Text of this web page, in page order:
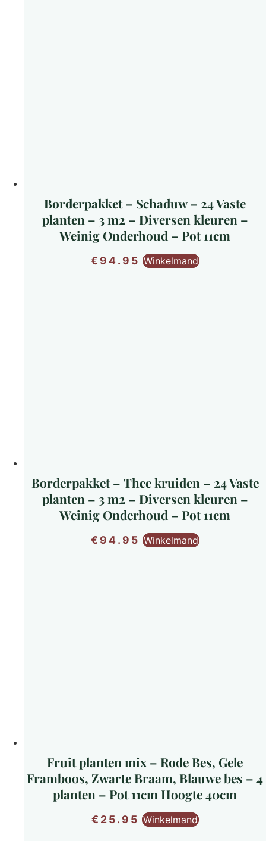
Borderpakket – Schaduw – 24 Vaste
planten – 3 m2 – Diversen kleuren –
Weinig Onderhoud – Pot 11cm
€ 94.95 Winkelmand
Borderpakket – Thee kruiden – 24 Vaste
planten – 3 m2 – Diversen kleuren –
Weinig Onderhoud – Pot 11cm
€ 94.95 Winkelmand
Fruit planten mix – Rode Bes, Gele
Framboos, Zwarte Braam, Blauwe bes – 4
planten – Pot 11cm Hoogte 40cm
€ 25.95 Winkelmand